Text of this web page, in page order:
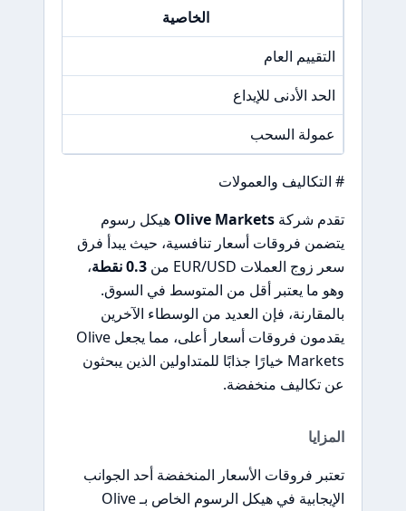
الخاصية
التقييم العام
الحد الأدنى للإيداع
عمولة السحب
# التكاليف والعمولات
تقدم شركةOlive Markets هيكل رسوم
يتضمن فروقات أسعار تنافسية، حيث يبدأ فرق
سعر زوج العملات EUR/USD من
0.3 نقطة
،
وهو ما يعتبر أقل من المتوسط في السوق.
بالمقارنة، فإن العديد من الوسطاء الآخرين
يقدمون فروقات أسعار أعلى، مما يجعل Olive
Markets خيارًا جذابًا للمتداولين الذين يبحثون
عن تكاليف منخفضة.
المزايا
تعتبر فروقات الأسعار المنخفضة أحد الجوانب
الإيجابية في هيكل الرسوم الخاص بـ Olive